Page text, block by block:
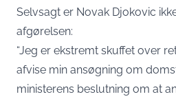
Selvsagt er Novak Djokovic
afgørelsen:
“Jeg er ekstremt skuffet over
afvise min ansøgning om
ministerens beslutning om at